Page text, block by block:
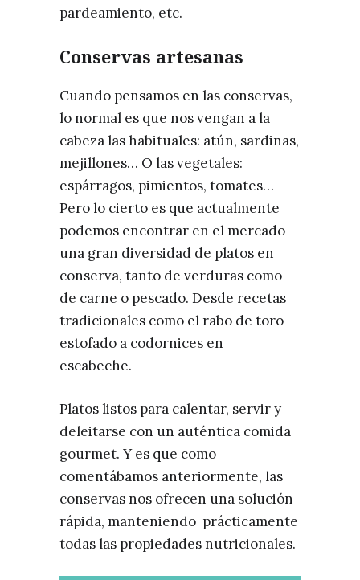
pardeamiento, etc.
Conservas artesanas
Cuando pensamos en las conservas,
lo normal es que nos vengan a la
cabeza las habituales: atún, sardinas,
mejillones… O las vegetales:
espárragos, pimientos, tomates…
Pero lo cierto es que actualmente
podemos encontrar en el mercado
una gran diversidad de platos en
conserva, tanto de verduras como
de carne o pescado. Desde recetas
tradicionales como el rabo de toro
estofado a codornices en
escabeche.
Platos listos para calentar, servir y
deleitarse con un auténtica comida
gourmet. Y es que como
comentábamos anteriormente, las
conservas nos ofrecen una solución
rápida, manteniendo prácticamente
todas las propiedades nutricionales.